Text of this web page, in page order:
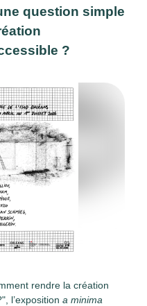
question simple
?
rendre la création
l’exposition a minima